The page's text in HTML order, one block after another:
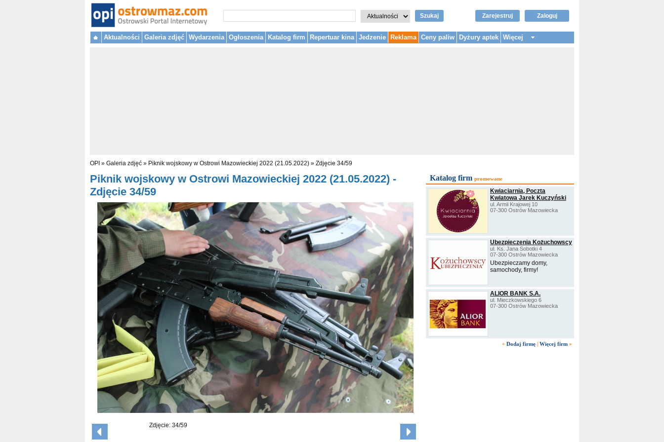
Szukaj Zaloguj
Zarejestruj
Aktualności Galeria zdjęć Wydarzenia Ogłoszenia Katalog firm Repertuar kina Jedzenie Reklama Ceny paliw Dyżury aptek Więcej
OPI » Galeria zdjęć » Piknik wojskowy w Ostrowi Mazowieckiej 2022 (21.05.2022) » Zdjęcie 34/59
Piknik wojskowy w Ostrowi Mazowieckiej 2022 (21.05.2022) -
Zdjęcie 34/59
Zdjęcie: 34/59
Katalog firm promowane
Kwiaciarnia, Poczta
Kwiatowa Jarek Kuczyński
ul. Armii Krajowej 10
07-300 Ostrów Mazowiecka
Ubezpieczenia Kożuchowscy
ul. Ks. Jana Sobotki 4
07-300 Ostrów Mazowiecka
Ubezpieczamy domy,
samochody, firmy!
ALIOR BANK S.A.
ul. Mieczkowskiego 6
07-300 Ostrów Mazowiecka
+ Dodaj firmę | Więcej firm »